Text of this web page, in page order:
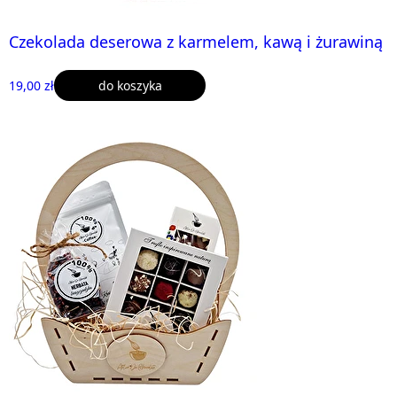
Czekolada deserowa z karmelem, kawą i żurawiną
19,00 zł do koszyka